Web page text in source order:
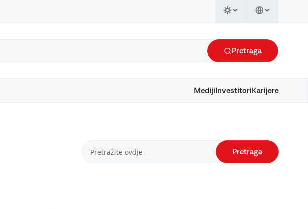
Pretraga
Mediji Investitori Karijere
Pretraga